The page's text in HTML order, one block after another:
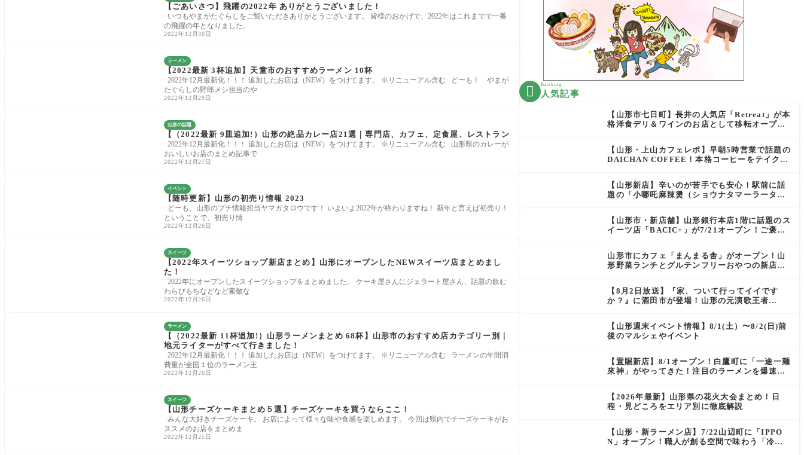
【ごあいさつ】飛躍の2022年 ありがとうございました！
いつもやまがたぐらしをご覧いただきありがとうございます。 皆様のおかげで、2022年はこれまでで一番
の飛躍の年となりました。
2022年12月30日
ラーメン
【2022最新 3杯追加】天童市のおすすめラーメン 10杯
2022年12月最新化！！！ 追加したお店は（NEW）をつけてます。 ※リニューアル含む どーも！ やまが
たぐらしの野郎メシ担当のや
2022年12月29日
山形の話題
【（2022最新 9皿追加!）山形の絶品カレー店21選｜専門店、カフェ、定食屋、レストラン
2022年12月最新化！！！ 追加したお店は（NEW）をつけてます。 ※リニューアル含む 山形県のカレーが
おいしいお店のまとめ記事で
2022年12月27日
イベント
【随時更新】山形の初売り情報 2023
どーも、山形のプチ情報担当ヤマガタロウです！ いよいよ2022年が終わりますね！ 新年と言えば初売り！
ということで、初売り情
2022年12月26日
スイーツ
【2022年スイーツショップ新店まとめ】山形にオープンしたNEWスイーツ店まとめまし
た！
2022年にオープンしたスイーツショップをまとめました。 ケーキ屋さんにジェラート屋さん、話題の飲む
わらびもちなどなど素敵な
2022年12月26日
ラーメン
【（2022最新 11杯追加!）山形ラーメンまとめ 68杯】山形市のおすすめ店カテゴリー別｜
地元ライターがすべて行きました！
2022年12月最新化！！！ 追加したお店は（NEW）をつけてます。 ※リニューアル含む ラーメンの年間消
費量が全国１位のラーメン王
2022年12月26日
スイーツ
【山形チーズケーキまとめ５選】チーズケーキを買うならここ！
みんな大好きチーズケーキ。 お店によって様々な味や食感を楽しめます。 今回は県内でチーズケーキがお
ススメのお店をまとめま
2022年12月25日
 Ranking
人気記事
【山形市七日町】長井の人気店「Retreat」が本
格洋食デリ＆ワインのお店として移転オープン
【山形・上山カフェレポ】早朝5時営業で話題の
DAICHAN COFFEE！本格コーヒーをテイクア
【山形新店】辛いのが苦手でも安心！駅前に話
題の「小哪吒麻辣燙（ショウナタマーラータ
【山形市・新店舗】山形銀行本店1階に話題のス
イーツ店「BACIC+」が7/21オープン！ご褒美
山形市にカフェ「まんまる舎」がオープン！山
形野菜ランチとグルテンフリーおやつの新店情
【8月2日放送】『家、ついて行ってイイです
か？』に酒田市が登場！山形の元演歌王者
【山形週末イベント情報】8/1(土）〜8/2(日)前
後のマルシェやイベント
【置賜新店】8/1オープン！白鷹町に「一途一麺
來神」がやってきた！注目のラーメンを爆速実
【2026年最新】山形県の花火大会まとめ！日
程・見どころをエリア別に徹底解説
【山形・新ラーメン店】7/22山辺町に「IPPO
N」オープン！職人が創る空間で味わう「冷た